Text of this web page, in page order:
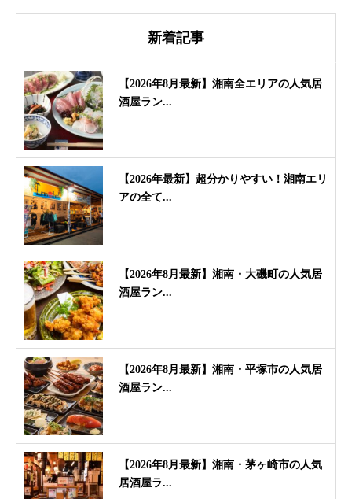
新着記事
【2026年8月最新】湘南全エリアの人気居
酒屋ラン...
【2026年最新】超分かりやすい！湘南エリ
アの全て...
【2026年8月最新】湘南・大磯町の人気居
酒屋ラン...
【2026年8月最新】湘南・平塚市の人気居
酒屋ラン...
【2026年8月最新】湘南・茅ヶ崎市の人気
居酒屋ラ...